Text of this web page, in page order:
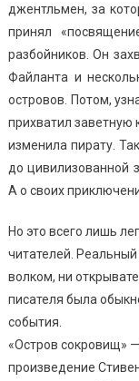
джентльмен, за
принял
разбойников. Он
Файланта и
островов. Потом,
прихватил заветную
изменила пирату.
до цивилизованной
А о своих
Но это всего лишь
читателей.
волком, ни
писателя была
события.
«Остров сокровищ»
произведение